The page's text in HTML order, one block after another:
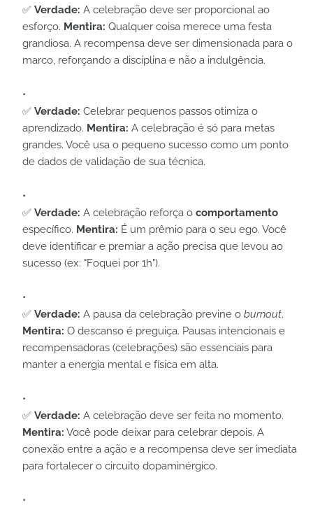
✅ Verdade: A celebração deve ser proporcional ao
esforço. Mentira: Qualquer coisa merece uma festa
grandiosa. A recompensa deve ser dimensionada para o
marco, reforçando a disciplina e não a indulgência.
✅ Verdade: Celebrar pequenos passos otimiza o
aprendizado. Mentira: A celebração é só para metas
grandes. Você usa o pequeno sucesso como um ponto
de dados de validação de sua técnica.
✅ Verdade: A celebração reforça o comportamento
específico. Mentira: É um prêmio para o seu ego. Você
deve identificar e premiar a ação precisa que levou ao
sucesso (ex: "Foquei por 1h").
✅ Verdade: A pausa da celebração previne o burnout.
Mentira: O descanso é preguiça. Pausas intencionais e
recompensadoras (celebrações) são essenciais para
manter a energia mental e física em alta.
✅ Verdade: A celebração deve ser feita no momento.
Mentira: Você pode deixar para celebrar depois. A
conexão entre a ação e a recompensa deve ser imediata
para fortalecer o circuito dopaminérgico.